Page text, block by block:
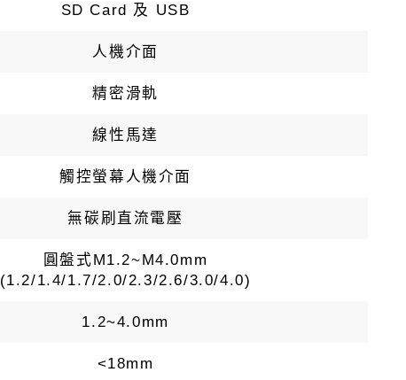
SD Card 及 USB
人機介面
精密滑軌
線性馬達
觸控螢幕人機介面
無碳刷直流電壓
圓盤式M1.2~M4.0mm
(1.2/1.4/1.7/2.0/2.3/2.6/3.0/4.0)
1.2~4.0mm
<18mm